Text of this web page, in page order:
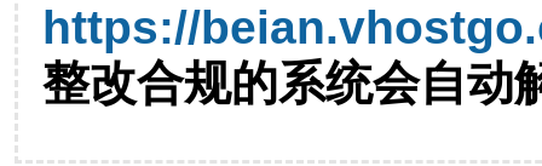
https://
整改合规的系统会自动